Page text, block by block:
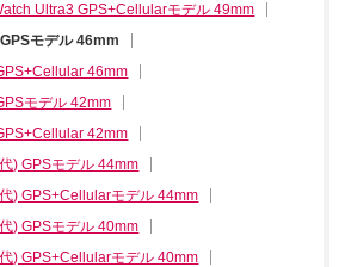
Ultra3 GPS+Cellularモデル 49mm
モデル 46mm
46mm
モデル 42mm
42mm
) GPSモデル 44mm
) GPS+Cellularモデル 44mm
) GPSモデル 40mm
) GPS+Cellularモデル 40mm